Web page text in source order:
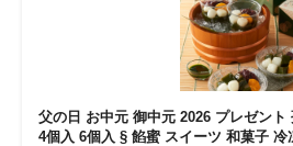
父の日 お中元 御中元 2026 プレゼン
4個入 6個入 § 餡蜜 スイーツ 和菓子 冷